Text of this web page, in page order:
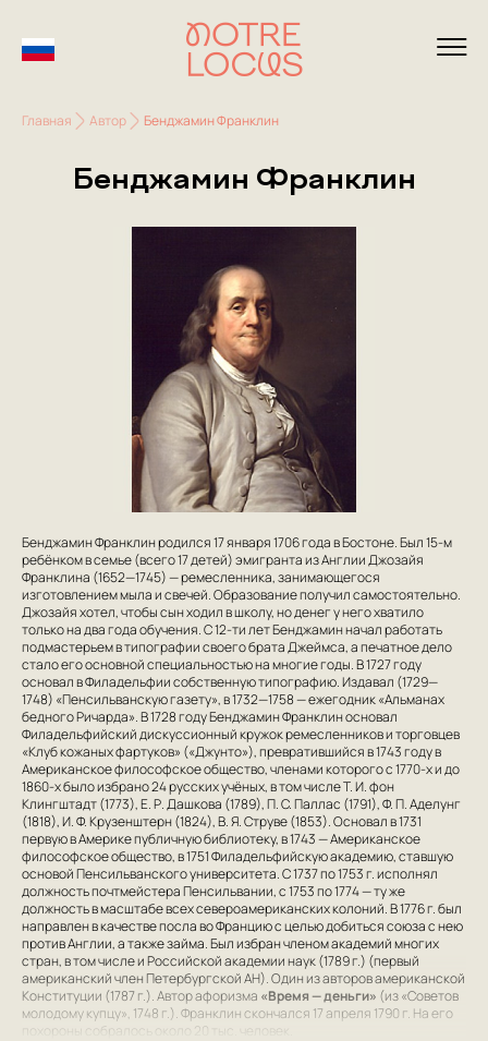
Главная Автор Бенджамин Франклин
Бенджамин Франклин
Бенджамин Франклин родился 17 января 1706 года в Бостоне. Был 15-м
ребёнком в семье (всего 17 детей) эмигранта из Англии Джозайя
Франклина (1652—1745) — ремесленника, занимающегося
изготовлением мыла и свечей. Образование получил самостоятельно.
Джозайя хотел, чтобы сын ходил в школу, но денег у него хватило
только на два года обучения. С 12-ти лет Бенджамин начал работать
подмастерьем в типографии своего брата Джеймса, а печатное дело
стало его основной специальностью на многие годы. В 1727 году
основал в Филадельфии собственную типографию. Издавал (1729—
1748) «Пенсильванскую газету», в 1732—1758 — ежегодник «Альманах
бедного Ричарда». В 1728 году Бенджамин Франклин основал
Филадельфийский дискуссионный кружок ремесленников и торговцев
«Клуб кожаных фартуков» («Джунто»), превратившийся в 1743 году в
Американское философское общество, членами которого с 1770-х и до
1860-х было избрано 24 русских учёных, в том числе Т. И. фон
Клингштадт (1773), Е. Р. Дашкова (1789), П. С. Паллас (1791), Ф. П. Аделунг
(1818), И. Ф. Крузенштерн (1824), В. Я. Струве (1853). Основал в 1731
первую в Америке публичную библиотеку, в 1743 — Американское
философское общество, в 1751 Филадельфийскую академию, ставшую
основой Пенсильванского университета. С 1737 по 1753 г. исполнял
должность почтмейстера Пенсильвании, с 1753 по 1774 — ту же
должность в масштабе всех североамериканских колоний. В 1776 г. был
направлен в качестве посла во Францию с целью добиться союза с нею
против Англии, а также займа. Был избран членом академий многих
стран, в том числе и Российской академии наук (1789 г.) (первый
американский член Петербургской АН). Один из авторов американской
Конституции (1787 г.). Автор афоризма «Время — деньги» (из «Советов
молодому купцу», 1748 г.). Франклин скончался 17 апреля 1790 г. На его
похороны собралось около 20 тыс. человек.